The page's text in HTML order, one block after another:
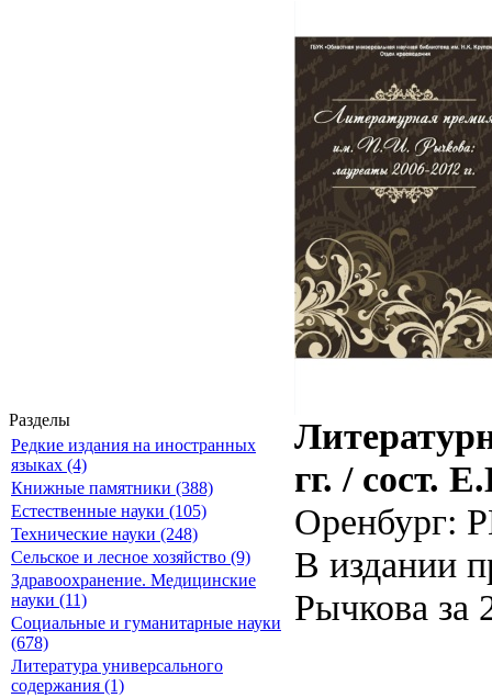
Разделы
Редкие издания на иностранных
языках (4)
Книжные памятники (388)
Естественные науки (105)
Технические науки (248)
Сельское и лесное хозяйство (9)
Здравоохранение. Медицинские
науки (11)
Социальные и гуманитарные науки
(678)
Литература универсального
содержания (1)
гг. / сост.
Оренбург:
В издании
Рычкова за